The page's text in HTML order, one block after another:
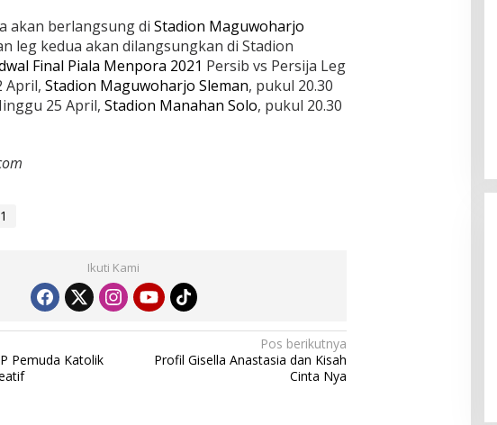
akan berlangsung di Stadion Maguwoharjo
leg kedua akan dilangsungkan di Stadion
Final Piala Menpora 2021 Persib vs Persija Leg
April, Stadion Maguwoharjo Sleman, pukul 20.30
25 April, Stadion Manahan Solo, pukul 20.30
Ikuti Kami
Pemuda Katolik
Pos berikutnya
Profil Gisella Anastasia dan Kisah
Cinta Nya
Enam Pejabat Baru Resmi Dilantik
di Kejati Kepri oleh J. Devy
Sudarso
Di Berita, Politik |